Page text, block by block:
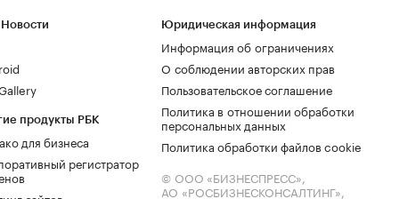
продукты РБК
для бизнеса
регистратор
Юридическая информация
Информация об ограничениях
О соблюдении авторских прав
Пользовательское соглашение
Политика в отношении обработки
персональных данных
Политика обработки файлов cookie
© ООО «БИЗНЕСПРЕСС»,
АО «РОСБИЗНЕСКОНСАЛТИНГ»,